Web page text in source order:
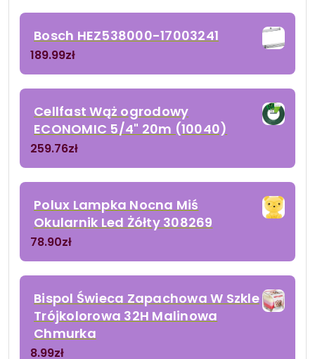
Bosch HEZ538000-17003241
189.99zł
Cellfast Wąż ogrodowy
ECONOMIC 5/4" 20m (10040)
259.76zł
Polux Lampka Nocna Miś
Okularnik Led Żółty 308269
78.90zł
Bispol Świeca Zapachowa W Szkle
Trójkolorowa 32H Malinowa
Chmurka
8.99zł